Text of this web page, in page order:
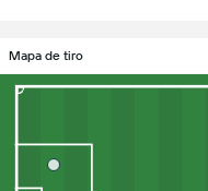
Mapa de tiro